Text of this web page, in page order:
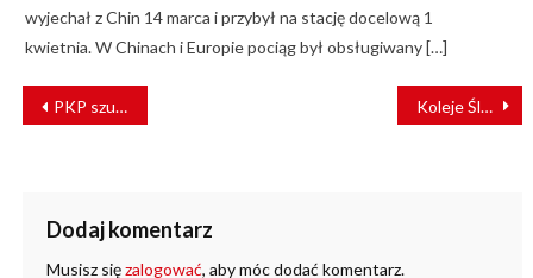
wyjechał z Chin 14 marca i przybył na stację docelową 1
kwietnia. W Chinach i Europie pociąg był obsługiwany […]
NAWIGACJA
WPISU
PKP szuka wykonawcy robót budowlanych dla dworca kolejowego w Siedlcach Koleje Śląskie z pierwszym jednolitym certyfikatem bezpieczeństwa
Dodaj komentarz
Musisz sięzalogować, aby móc dodać komentarz.